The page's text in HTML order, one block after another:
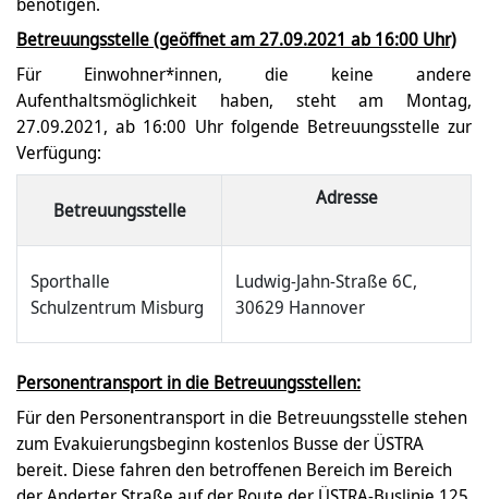
Betreuungsstelle (geöffnet am 27.09.2021 ab 16:00 Uhr)
Für Einwohner*innen, die keine andere
Aufenthaltsmöglichkeit haben, steht am Montag,
27.09.2021, ab 16:00 Uhr folgende Betreuungsstelle zur
Verfügung:
Betreuungsstelle
Adresse
Sporthalle
Schulzentrum Misburg
Ludwig-Jahn-Straße 6C,
30629 Hannover
Personentransport in die Betreuungsstellen:
Für den Personentransport in die Betreuungsstelle stehen
zum Evakuierungsbeginn kostenlos Busse der ÜSTRA
bereit. Diese fahren den betroffenen Bereich im Bereich